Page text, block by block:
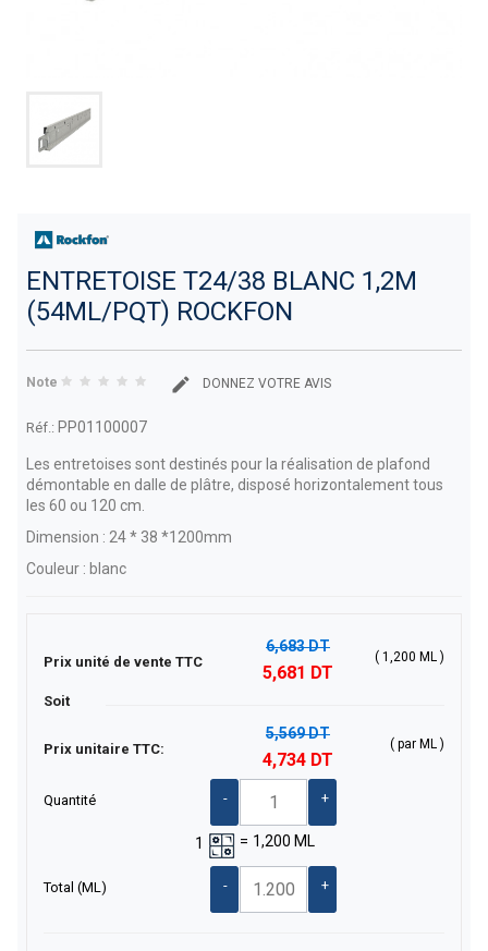
ENTRETOISE T24/38 BLANC 1,2M
(54ML/PQT) ROCKFON
Note DONNEZ VOTRE AVIS
Réf.: PP01100007
Les entretoises sont destinés pour la réalisation de plafond
démontable en dalle de plâtre, disposé horizontalement tous
les 60 ou 120 cm.
Dimension : 24* 38 *1200mm
Couleur : blanc
Prix unité de vente TTC
6,683 DT
5,681 DT
( 1,200 ML )
Soit
Prix unitaire TTC:
5,569 DT
4,734 DT
( par ML )
Quantité - +
1 = 1,200 ML
Total (ML) - +